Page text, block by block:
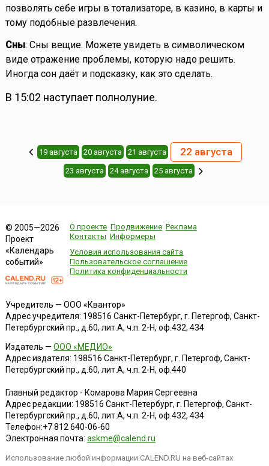
позволять себе игры в тотализаторе, в казино, в карты и
тому подобные развлечения.
Сны: Сны вещие. Можете увидеть в символическом
виде отражение проблемы, которую надо решить.
Иногда сон даёт и подсказку, как это сделать.
В 15:02 наступает полнолуние.
19 августа 20 августа 21 августа 22 августа
23 августа 24 августа 25 августа
© 2005—2026
Проект
«Календарь
событий»
О проекте Продвижение Реклама
Контакты Информеры
Условия использования сайта
Пользовательское соглашение
Политика конфиденциальности
Учредитель — ООО «Квантор»
Адрес учредителя: 198516 Санкт-Петербург, г. Петергоф, Санкт-
Петербургский пр., д.60, лит.А, ч.п. 2-Н, оф.432, 434
Издатель — ООО «МЕДИО»
Адрес издателя: 198516 Санкт-Петербург, г. Петергоф, Санкт-
Петербургский пр., д.60, лит.А, ч.п. 2-Н, оф.440
Главный редактор - Комарова Мария Сергеевна
Адрес редакции: 198516 Санкт-Петербург, г. Петергоф, Санкт-
Петербургский пр., д.60, лит.А, ч.п. 2-Н, оф.432, 434
Телефон:+7 812 640-06-60
Электронная почта: askme@calend.ru
Использование любой информации CALEND.RU на веб-сайтах